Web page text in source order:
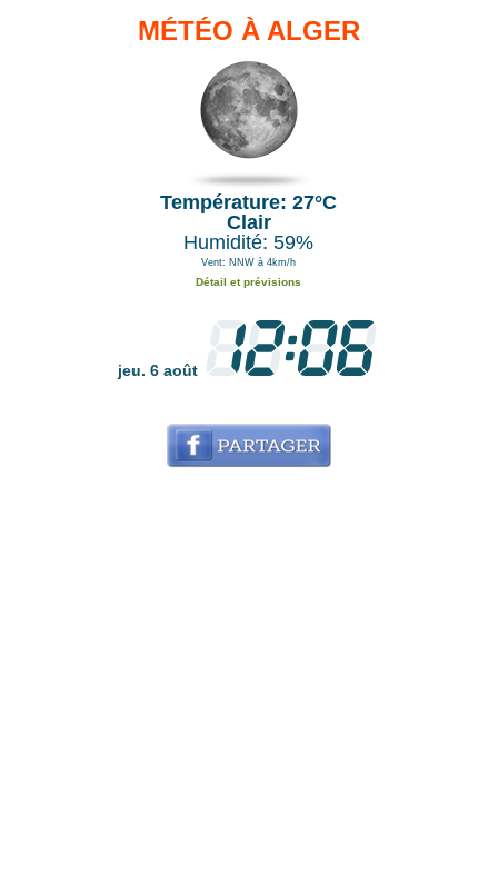
MÉTÉO À ALGER
Température: 27°C
Clair
Humidité: 59%
Vent: NNW à 4km/h
Détail et prévisions
jeu. 6 août